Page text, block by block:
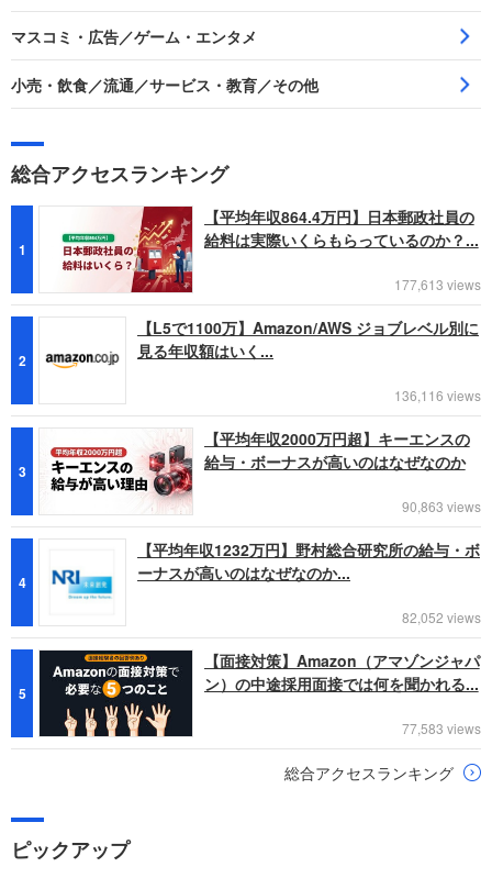
マスコミ・広告／ゲーム・エンタメ
小売・飲食／流通／サービス・教育／その他
総合アクセスランキング
1
【平均年収864.4万円】日本郵政社員の
給料は実際いくらもらっているのか？...
177,613 views
2
【L5で1100万】Amazon/AWS ジョブレベル別に
見る年収額はいく...
136,116 views
3
【平均年収2000万円超】キーエンスの
給与・ボーナスが高いのはなぜなのか
90,863 views
4
【平均年収1232万円】野村総合研究所の給与・ボ
ーナスが高いのはなぜなのか...
82,052 views
5
【面接対策】Amazon（アマゾンジャパ
ン）の中途採用面接では何を聞かれる...
77,583 views
総合アクセスランキング
ピックアップ